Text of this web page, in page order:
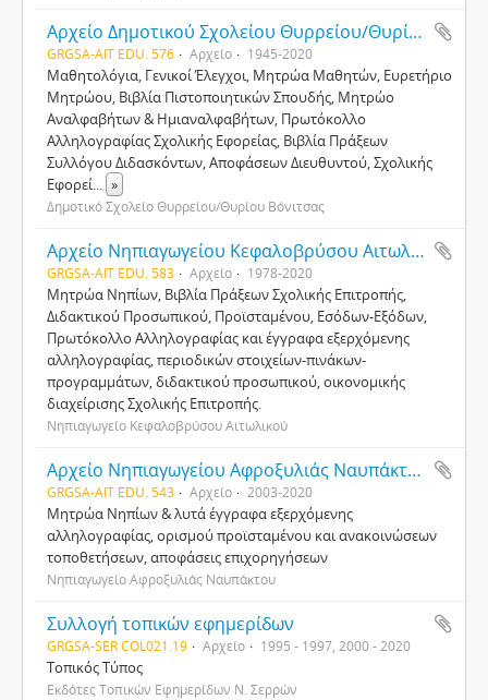
Αρχείο Δημοτικού Σχολείου Θυρρείου/Θυρίου Βόνιτσας
GRGSA-AIT EDU. 576 Αρχείο 1945-2020
Μαθητολόγια, Γενικοί Έλεγχοι, Μητρώα Μαθητών, Ευρετήριο
Μητρώου, Βιβλία Πιστοποιητικών Σπουδής, Μητρώο
Αναλφαβήτων & Ημιαναλφαβήτων, Πρωτόκολλο
Αλληλογραφίας Σχολικής Εφορείας, Βιβλία Πράξεων
Συλλόγου Διδασκόντων, Αποφάσεων Διευθυντού, Σχολικής
Εφορεί... »
Δημοτικό Σχολείο Θυρρείου/Θυρίου Βόνιτσας
Αρχείο Νηπιαγωγείου Κεφαλοβρύσου Αιτωλικού
GRGSA-AIT EDU. 583 Αρχείο 1978-2020
Μητρώα Νηπίων, Βιβλία Πράξεων Σχολικής Επιτροπής,
Διδακτικού Προσωπικού, Προϊσταμένου, Εσόδων-Εξόδων,
Πρωτόκολλο Αλληλογραφίας και έγγραφα εξερχόμενης
αλληλογραφίας, περιοδικών στοιχείων-πινάκων-
προγραμμάτων, διδακτικού προσωπικού, οικονομικής
διαχείρισης Σχολικής Επιτροπής.
Νηπιαγωγείο Κεφαλοβρύσου Αιτωλικού
Αρχείο Νηπιαγωγείου Αφροξυλιάς Ναυπάκτου
GRGSA-AIT EDU. 543 Αρχείο 2003-2020
Μητρώα Νηπίων & λυτά έγγραφα εξερχόμενης
αλληλογραφίας, ορισμού προϊσταμένου και ανακοινώσεων
τοποθετήσεων, αποφάσεις επιχορηγήσεων
Νηπιαγωγείο Αφροξυλιάς Ναυπάκτου
Συλλογή τοπικών εφημερίδων
GRGSA-SER COL021.19 Αρχείο 1995 - 1997, 2000 - 2020
Τοπικός Τύπος
Εκδότες Τοπικών Εφημερίδων Ν. Σερρών